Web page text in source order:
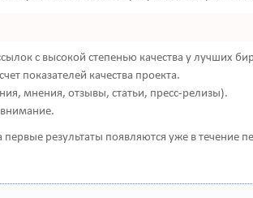
с высокой степенью качества у лучших
показателей качества проекта.
мнения, отзывы, статьи, пресс-релизы).
первые результаты появляются уже в течение